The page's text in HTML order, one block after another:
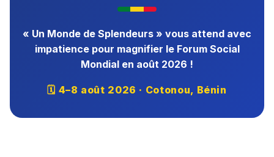
« Un Monde de Splendeurs » vous attend avec
impatience pour magnifier le Forum Social
Mondial en août 2026 !
🗓 4–8 août 2026 · Cotonou, Bénin